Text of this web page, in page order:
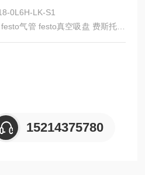
0L6H-LK-S1
气管 festo真空吸盘 费斯托过
感器 FESTO代理
海茂硕机械设备有限公司
15214375780